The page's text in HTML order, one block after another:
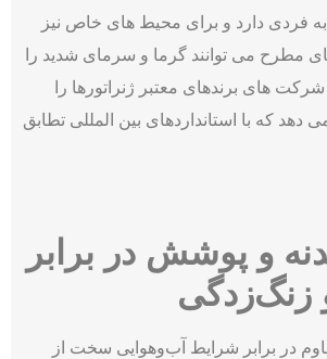
فردی دارد و برای محیط های خاص نیز
مطرح می توانند گرما و سرمای شدید را
های برندهای معتبر ژنراتورها را
دهد که با استانداردهای بین المللی تطابق
و پوشش در برابر
زنگ‌زدگی
در برابر شرایط آب‌وهوایی سخت از